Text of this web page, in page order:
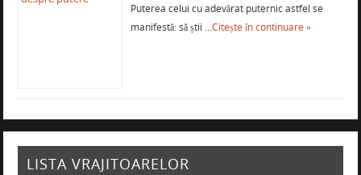
Puterea celui cu adevărat puternic astfel se
manifestă: să știi …Citește în continuare »
LISTA VRAJITOARELOR